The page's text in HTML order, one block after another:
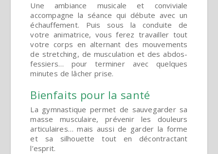
Une ambiance musicale et conviviale
accompagne la séance qui débute avec un
échauffement. Puis sous la conduite de
votre animatrice, vous ferez travailler tout
votre corps en alternant des mouvements
de stretching, de musculation et des abdos-
fessiers… pour terminer avec quelques
minutes de lâcher prise.
Bienfaits pour la santé
La gymnastique permet de sauvegarder sa
masse musculaire, prévenir les douleurs
articulaires… mais aussi de garder la forme
et sa silhouette tout en décontractant
l’esprit.